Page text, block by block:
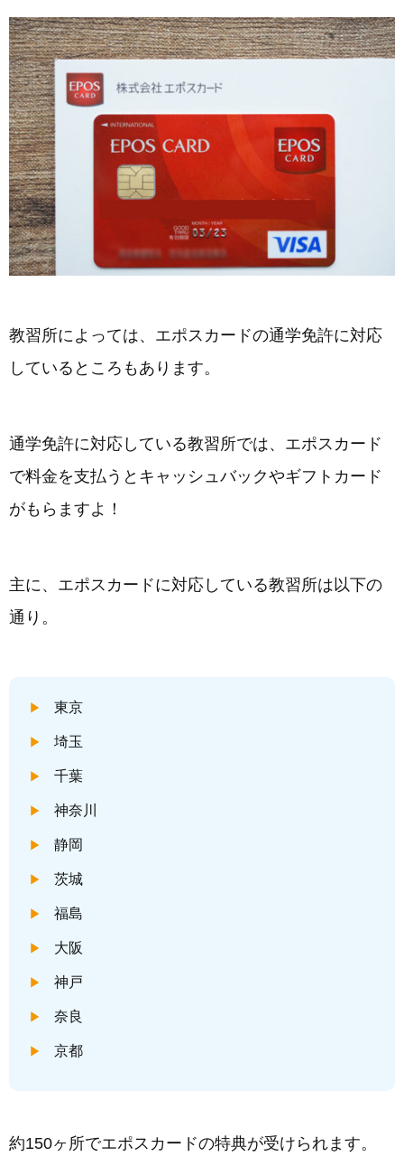
教習所によっては、エポスカードの通学免許に対応
しているところもあります。
通学免許に対応している教習所では、エポスカード
で料金を支払うとキャッシュバックやギフトカード
がもらますよ！
主に、エポスカードに対応している教習所は以下の
通り。
東京
埼玉
千葉
神奈川
静岡
茨城
福島
大阪
神戸
奈良
京都
約150ヶ所でエポスカードの特典が受けられます。